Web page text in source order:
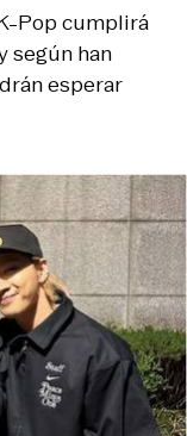
Pop cumplirá
según han
esperar